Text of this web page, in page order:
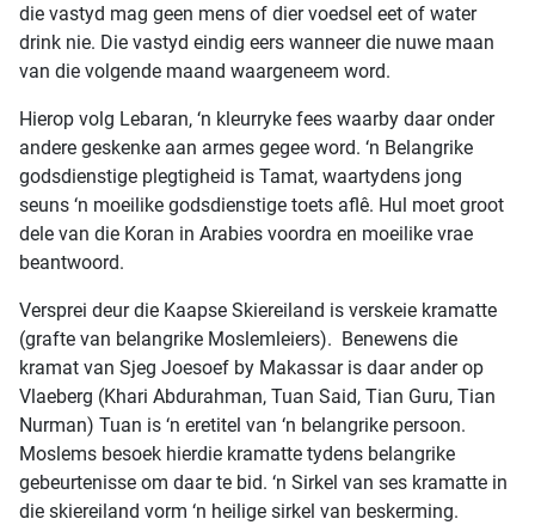
die vastyd mag geen mens of dier voedsel eet of water
drink nie. Die vastyd eindig eers wanneer die nuwe maan
van die volgende maand waargeneem word.
Hierop volg Lebaran, ‘n kleurryke fees waarby daar onder
andere geskenke aan armes gegee word. ‘n Belangrike
godsdienstige plegtigheid is Tamat, waartydens jong
seuns ‘n moeilike godsdienstige toets aflê. Hul moet groot
dele van die Koran in Arabies voordra en moeilike vrae
beantwoord.
Versprei deur die Kaapse Skiereiland is verskeie kramatte
(grafte van belangrike Moslemleiers). Benewens die
kramat van Sjeg Joesoef by Makassar is daar ander op
Vlaeberg (Khari Abdurahman, Tuan Said, Tian Guru, Tian
Nurman) Tuan is ‘n eretitel van ‘n belangrike persoon.
Moslems besoek hierdie kramatte tydens belangrike
gebeurtenisse om daar te bid. ‘n Sirkel van ses kramatte in
die skiereiland vorm ‘n heilige sirkel van beskerming.